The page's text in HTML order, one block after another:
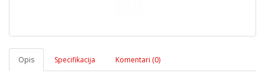
Opis Specifikacija Komentari (0)